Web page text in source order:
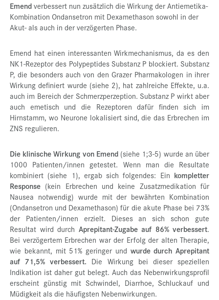
Emendverbessert nun zusätzlich die Wirkung der Antiemetika-
Kombination Ondansetron mit Dexamethason sowohl in der
Akut- als auch in der verzögerten Phase.
Emend hat einen interessanten Wirkmechanismus, da es den
NK1-Rezeptor des Polypeptides Substanz P blockiert. Substanz
P, die besonders auch von den Grazer Pharmakologen in ihrer
Wirkung definiert wurde (siehe 2), hat zahlreiche Effekte, u.a.
auch im Bereich der Schmerzperzeption. Substanz P wirkt aber
auch emetisch und die Rezeptoren dafür finden sich im
Hirnstamm, wo Neurone lokalisiert sind, die das Erbrechen im
ZNS regulieren.
Die klinische Wirkung von Emend(siehe 1;3-5) wurde an über
1000 Patienten/innen getestet. Wenn man die Resultate
kombiniert (siehe 1), ergab sich folgendes: Ein kompletter
Response (kein Erbrechen und keine Zusatzmedikation für
Nausea notwendig) wurde mit der bewährten Kombination
(Ondansetron und Dexamethason) für die akute Phase bei 73%
der Patienten/innen erzielt. Dieses an sich schon gute
Resultat wird durch Aprepitant-Zugabe auf 86% verbessert.
Bei verzögertem Erbrechen war der Erfolg der alten Therapie,
wie bekannt, mit 51% geringer und wurde durch Aprepitant
auf 71,5% verbessert. Die Wirkung bei dieser speziellen
Indikation ist daher gut belegt. Auch das Nebenwirkungsprofil
erscheint günstig mit Schwindel, Diarrhoe, Schluckauf und
Müdigkeit als die häufigsten Nebenwirkungen.